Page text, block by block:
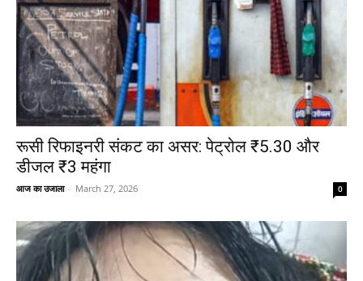
रूसी रिफाइनरी संकट का असर: पेट्रोल ₹5.30 और
डीजल ₹3 महंगा
आज का उजाला - March 27, 2026 0